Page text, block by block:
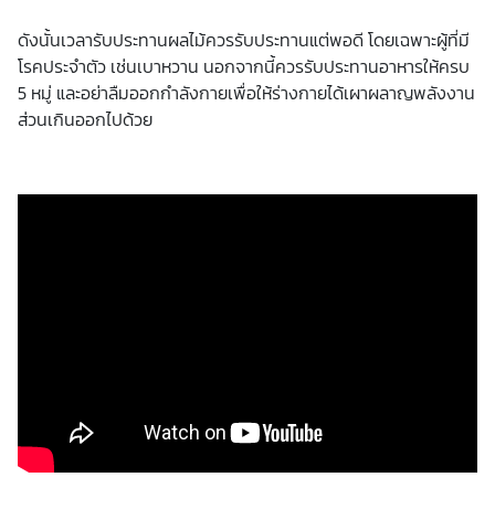
ดังนั้นเวลารับประทานผลไม้ควรรับประทานแต่พอดี โดยเฉพาะผู้ที่มี
โรคประจำตัว เช่นเบาหวาน นอกจากนี้ควรรับประทานอาหารให้ครบ
5 หมู่ และอย่าลืมออกกำลังกายเพื่อให้ร่างกายได้เผาผลาญพลังงาน
ส่วนเกินออกไปด้วย